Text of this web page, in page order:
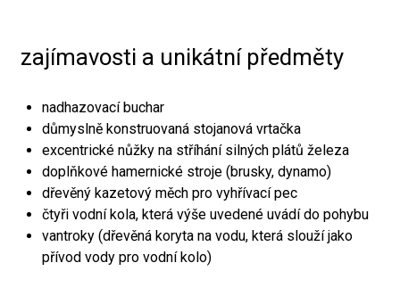
zajímavosti a unikátní předměty
nadhazovací buchar
důmyslně konstruovaná stojanová vrtačka
excentrické nůžky na stříhání silných plátů železa
doplňkové hamernické stroje (brusky, dynamo)
dřevěný kazetový měch pro vyhřívací pec
čtyři vodní kola, která výše uvedené uvádí do pohybu
vantroky (dřevěná koryta na vodu, která slouží jako
přívod vody pro vodní kolo)